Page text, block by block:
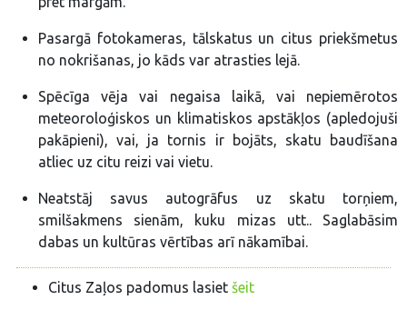
Pasargā fotokameras, tālskatus un citus priekšmetus
no nokrišanas, jo kāds var atrasties lejā.
Spēcīga vēja vai negaisa laikā, vai nepiemērotos
meteoroloģiskos un klimatiskos apstākļos (apledojuši
pakāpieni), vai, ja tornis ir bojāts, skatu baudīšana
atliec uz citu reizi vai vietu.
Neatstāj savus autogrāfus uz skatu torņiem,
smilšakmens sienām, kuku mizas utt.. Saglabāsim
dabas un kultūras vērtības arī nākamībai.
Citus Zaļos padomus lasiet šeit